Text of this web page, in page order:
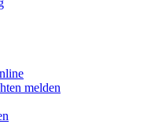
melden